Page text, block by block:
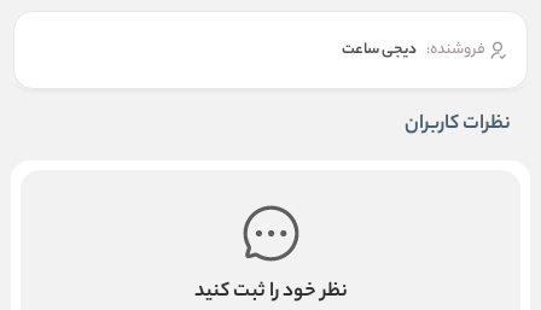
فروشنده: دیجی ساعت
نظرات کاربران
نظر خود را ثبت کنید